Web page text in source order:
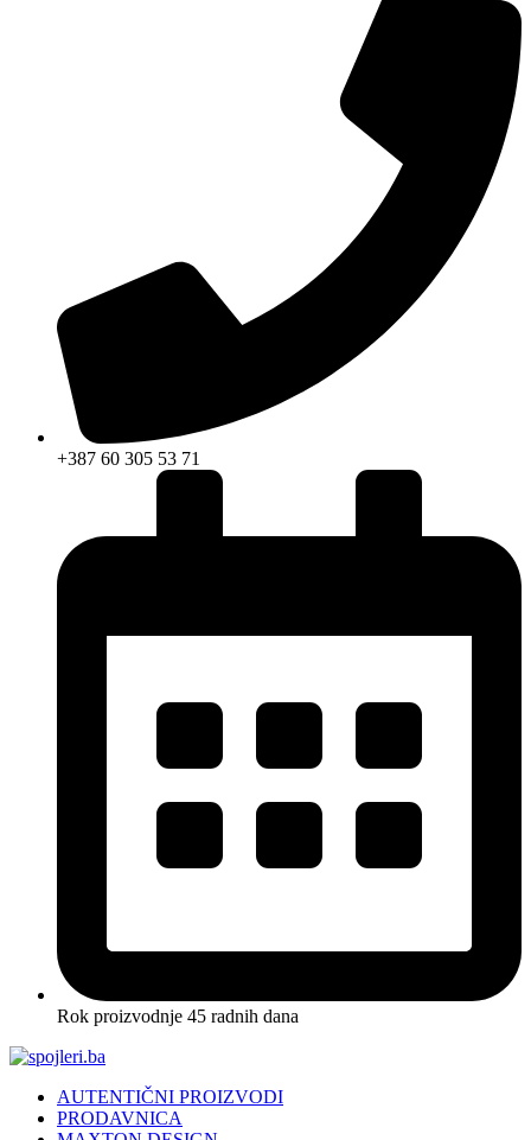
+387 60 305 53 71
Rok proizvodnje 45 radnih dana
AUTENTIČNI PROIZVODI
PRODAVNICA